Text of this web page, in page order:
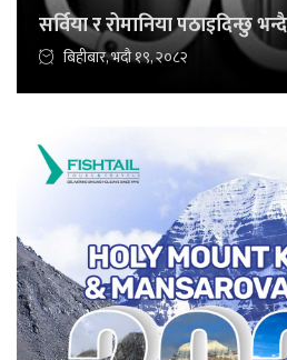
सर्विया र रोमानिया पठाइदिन्छु
बिहीबार, भदौ १९, २०८२